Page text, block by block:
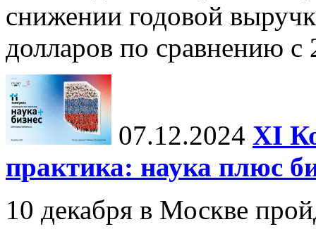
снижении годовой
долларов по сравнению с
07.12.2024 ХI
практика: наука плюс
10 декабря в Москве